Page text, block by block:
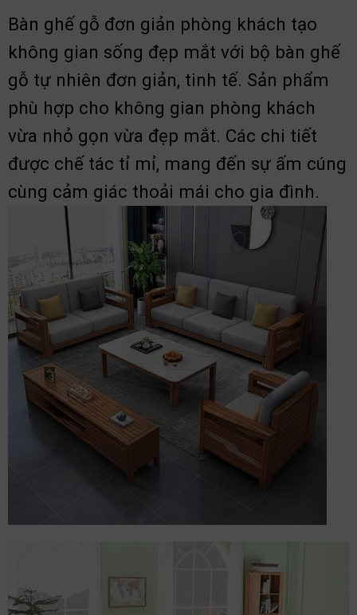
Bàn ghế gỗ đơn giản phòng khách tạo
không gian sống đẹp mắt với bộ bàn ghế
gỗ tự nhiên đơn giản, tinh tế. Sản phẩm
phù hợp cho không gian phòng khách
vừa nhỏ gọn vừa đẹp mắt. Các chi tiết
được chế tác tỉ mỉ, mang đến sự ấm cúng
cùng cảm giác thoải mái cho gia đình.